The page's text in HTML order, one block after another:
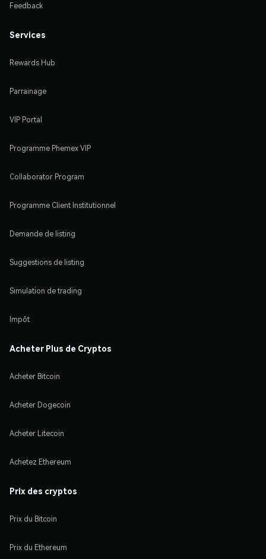
Feedback
Services
Rewards Hub
Parrainage
VIP Portal
Programme Phemex VIP
Collaborator Program
Programme Client Institutionnel
Demande de listing
Suggestions de listing
Simulation de trading
Impôt
Acheter Plus de Cryptos
Acheter Bitcoin
Acheter Dogecoin
Acheter Litecoin
Achetez Ethereum
Prix des cryptos
Prix du Bitcoin
Prix du Ethereum